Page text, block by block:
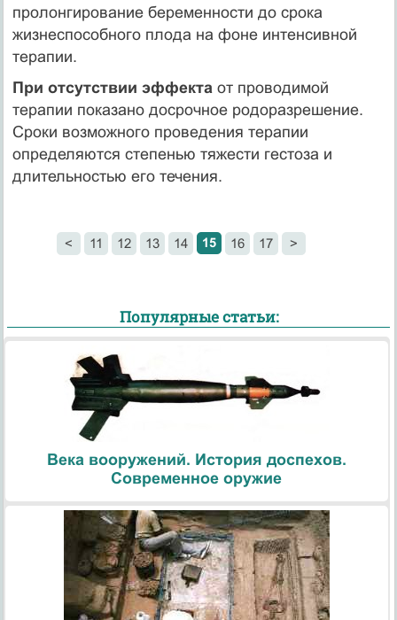
пролонгирование беременности до срока
жизнеспособного плода на фоне интенсивной
терапии.
При отсутствии эффекта от проводимой
терапии показано досрочное родоразрешение.
Сроки возможного проведения терапии
определяются степенью тяжести гестоза и
длительностью его течения.
< 11 12 13 14 15 16 17 >
Популярные статьи:
Века вооружений. История доспехов.
Современное оружие